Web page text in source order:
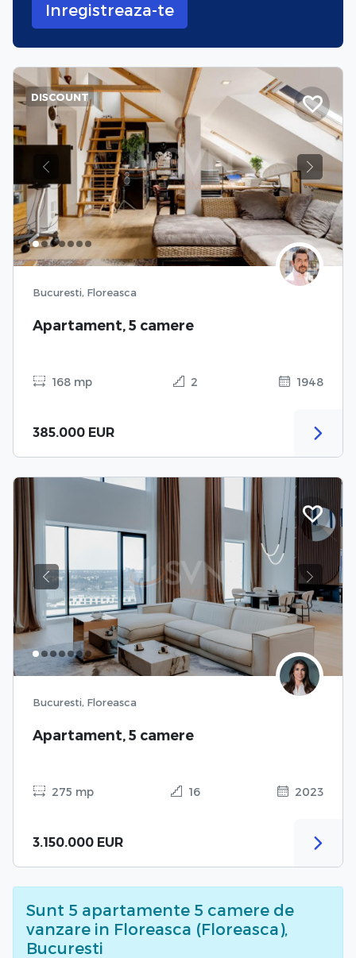
Inregistreaza-te
Previous Next
DISCOUNT
Bucuresti, Floreasca
Apartament, 5 camere
168 mp 2 1948
385.000 EUR
Previous Next
Bucuresti, Floreasca
Apartament, 5 camere
275 mp 16 2023
3.150.000 EUR
Sunt 5 apartamente 5 camere de
vanzare in Floreasca (Floreasca),
Bucuresti